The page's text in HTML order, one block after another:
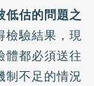
低估的問題之
檢驗結果，現
體都必須送往
制不足的情況